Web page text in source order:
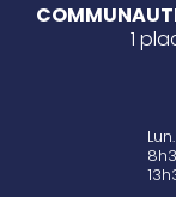
1